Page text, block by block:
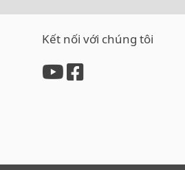
Kết nối với chúng tôi